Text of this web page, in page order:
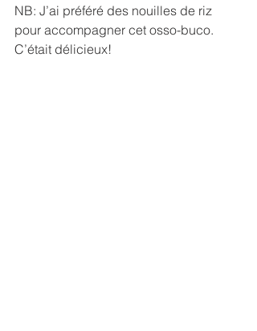
NB: J’ai préféré des nouilles de riz
pour accompagner cet osso-buco.
C’était délicieux!